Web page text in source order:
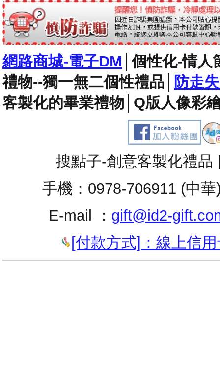
網路商城-電子DM │個性化-情人
禮物--獨一無二個性禮品
防走
客製化的畢業禮物 Q版人像彩
搜點子-創意客製化禮
手機：0978-706911 (中
E-mail ： gift@id2-
[付款方式]：線上信